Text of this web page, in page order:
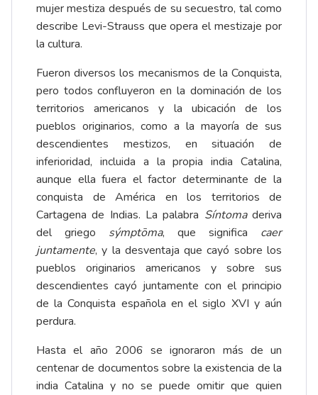
mujer mestiza después de su secuestro, tal como
describe Levi-Strauss que opera el mestizaje por
la cultura.
Fueron diversos los mecanismos de la Conquista,
pero todos confluyeron en la dominación de los
territorios americanos y la ubicación de los
pueblos originarios, como a la mayoría de sus
descendientes mestizos, en situación de
inferioridad, incluida a la propia india Catalina,
aunque ella fuera el factor determinante de la
conquista de América en los territorios de
Cartagena de Indias. La palabra Síntomaderiva
del griego sýmptōma, que significa caer
juntamente, y la desventaja que cayó sobre los
pueblos originarios americanos y sobre sus
descendientes cayó juntamente con el principio
de la Conquista española en el siglo XVI y aún
perdura.
Hasta el año 2006 se ignoraron más de un
centenar de documentos sobre la existencia de la
india Catalina y no se puede omitir que quien